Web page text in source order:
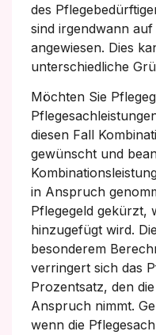
des
sind irgendwann
angewiesen. Dies
unterschiedliche
Möchten Sie
diesen Fall
gewünscht und
in Anspruch
Pflegegeld gekürzt,
hinzugefügt wird.
besonderem
verringert sich das
Prozentsatz, den
Anspruch nimmt.
wenn die